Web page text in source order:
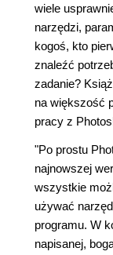
wiele
narzędzi,
kogoś, kto
znaleźć
zadanie?
na większość
pracy z
"Po prostu
najnowszej
wszystkie
używać
programu. W
napisanej,